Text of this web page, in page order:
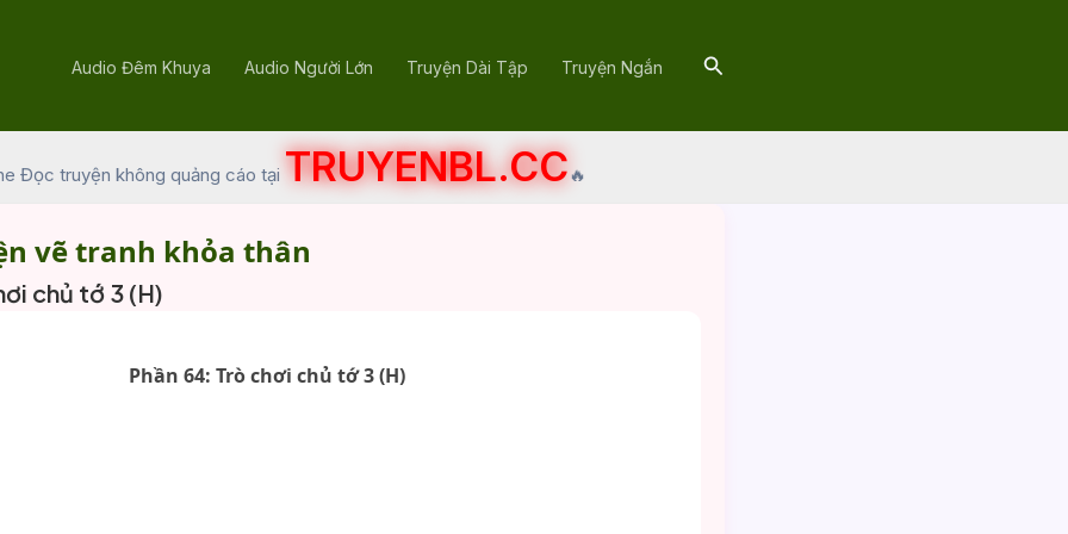
Audio Đêm Khuya Audio Người Lớn Truyện Dài Tập Truyện Ngắn Search
Đọc truyện không quảng cáo tại TRUYENBL.CC🔥
vẽ tranh khỏa thân
chủ tớ 3 (H)
Phần 64: Trò chơi chủ tớ 3 (H)